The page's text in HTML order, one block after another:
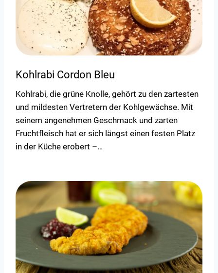
Kohlrabi Cordon Bleu
Kohlrabi, die grüne Knolle, gehört zu den zartesten
und mildesten Vertretern der Kohlgewächse. Mit
seinem angenehmen Geschmack und zarten
Fruchtfleisch hat er sich längst einen festen Platz
in der Küche erobert –…